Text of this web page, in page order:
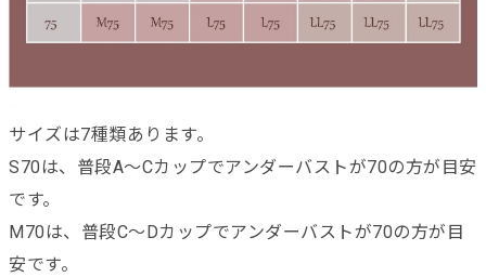
サイズは7種類あります。
S70は、普段A～Cカップでアンダーバストが70の方が目安
です。
M70は、普段C～Dカップでアンダーバストが70の方が目
安です。